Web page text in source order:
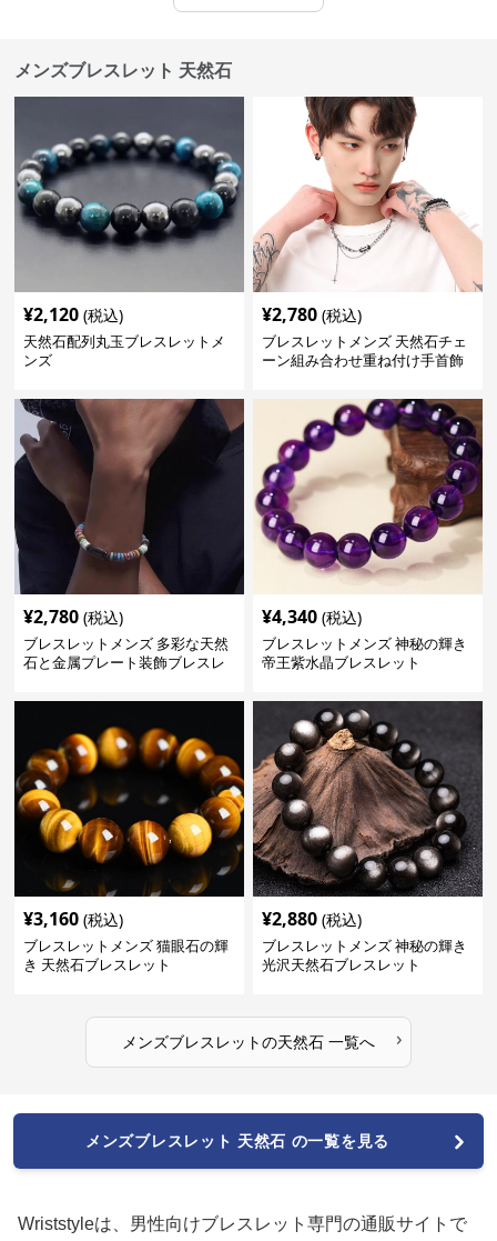
メンズブレスレット 天然石
¥2,120 (税込)
天然石配列丸玉ブレスレットメ
ンズ
¥2,780 (税込)
ブレスレットメンズ 天然石チェ
ーン組み合わせ重ね付け手首飾
¥2,780 (税込)
ブレスレットメンズ 多彩な天然
石と金属プレート装飾ブレスレ
¥4,340 (税込)
ブレスレットメンズ 神秘の輝き
帝王紫水晶ブレスレット
¥3,160 (税込)
ブレスレットメンズ 猫眼石の輝
き 天然石ブレスレット
¥2,880 (税込)
ブレスレットメンズ 神秘の輝き
光沢天然石ブレスレット
メンズブレスレットの天然石 一覧へ ›
メンズブレスレット 天然石 の一覧を見る
Wriststyleは、男性向けブレスレット専門の通販サイトで